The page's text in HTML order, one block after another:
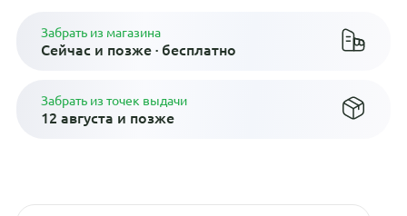
Забрать из магазина
Сейчас и позже · бесплатно
Забрать из точек выдачи
12 августа и позже